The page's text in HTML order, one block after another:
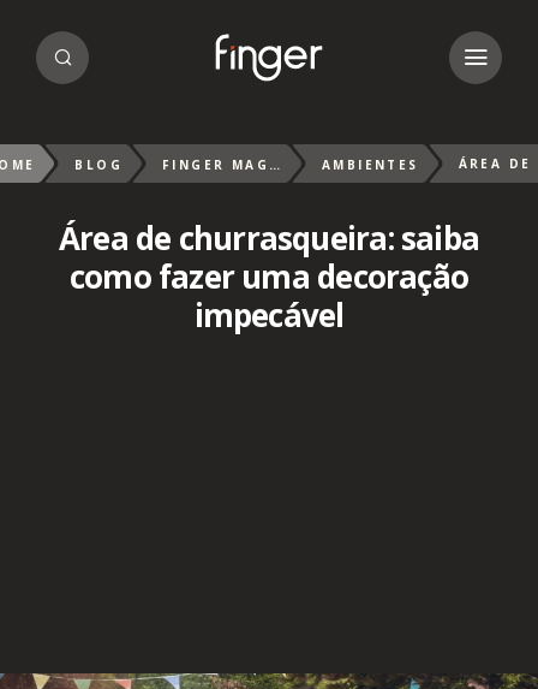
BLOG FINGER MAGAZIN AMBIENTES
Área de churrasqueira: saiba
como fazer uma decoração
impecável